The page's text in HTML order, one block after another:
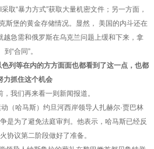
取“暴力方式”获取大量机密文件；另一方面，
斯堡的黄金存储情况。显然， 美国的内斗还在
急需和俄罗斯在乌克兰问题上缓和下来，拿
到“合同”。
列等在内的方方面面也都看到了这一点，也都
力抓住这个机会
我们再来看一则新闻报道。
（哈马斯）约旦河西岸领导人扎赫尔·贾巴林
是为了避免法庭审判。他表示，哈马斯已经反
协议第二阶段做好了准备。